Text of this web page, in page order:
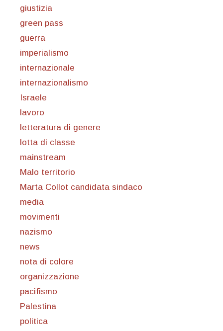
giustizia
green pass
guerra
imperialismo
internazionale
internazionalismo
Israele
lavoro
letteratura di genere
lotta di classe
mainstream
Malo territorio
Marta Collot candidata sindaco
media
movimenti
nazismo
news
nota di colore
organizzazione
pacifismo
Palestina
politica